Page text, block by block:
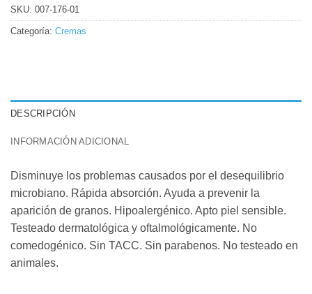
SKU: 007-176-01
Categoría: Cremas
DESCRIPCIÓN
INFORMACIÓN ADICIONAL
Disminuye los problemas causados por el desequilibrio
microbiano. Rápida absorción. Ayuda a prevenir la
aparición de granos. Hipoalergénico. Apto piel sensible.
Testeado dermatológica y oftalmológicamente. No
comedogénico. Sin TACC. Sin parabenos. No testeado en
animales.